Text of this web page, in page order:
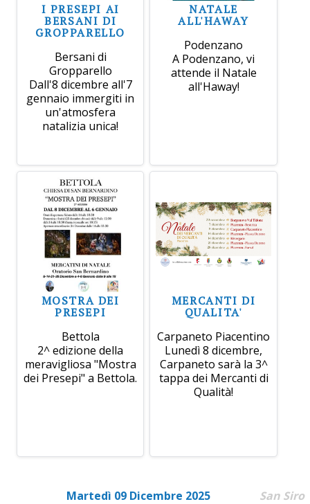
I PRESEPI AI
BERSANI DI
GROPPARELLO
Bersani di
Gropparello
Dall'8 dicembre all'7
gennaio immergiti in
un'atmosfera
natalizia unica!
NATALE
ALL'HAWAY
Podenzano
A Podenzano, vi
attende il Natale
all'Haway!
MOSTRA DEI
PRESEPI
Bettola
2^ edizione della
meravigliosa "Mostra
dei Presepi" a Bettola.
MERCANTI DI
QUALITA'
Carpaneto Piacentino
Lunedì 8 dicembre,
Carpaneto sarà la 3^
tappa dei Mercanti di
Qualità!
Martedì 09 Dicembre 2025 San Siro